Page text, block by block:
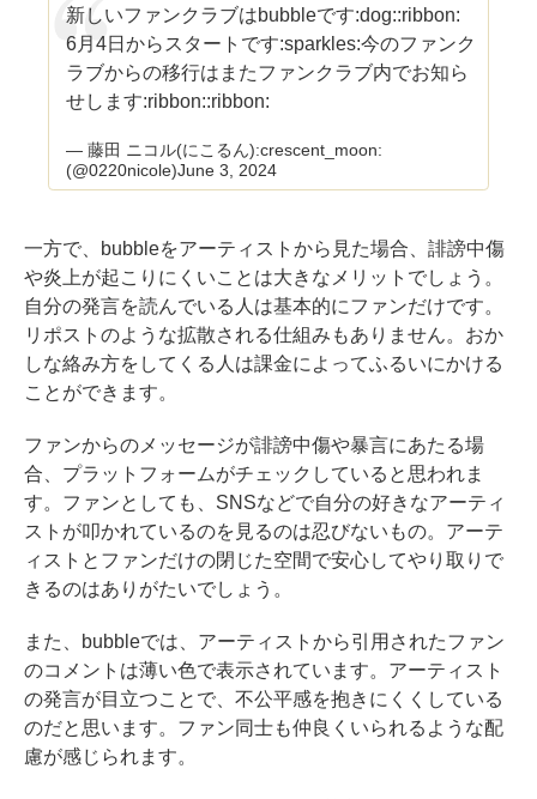
新しいファンクラブはbubbleです:dog::ribbon:
6月4日からスタートです:sparkles:今のファンク
ラブからの移行はまたファンクラブ内でお知ら
せします:ribbon::ribbon:
— 藤田 ニコル(にこるん):crescent_moon:
(@0220nicole)June 3, 2024
一方で、bubbleをアーティストから見た場合、誹謗中傷
や炎上が起こりにくいことは大きなメリットでしょう。
自分の発言を読んでいる人は基本的にファンだけです。
リポストのような拡散される仕組みもありません。おか
しな絡み方をしてくる人は課金によってふるいにかける
ことができます。
ファンからのメッセージが誹謗中傷や暴言にあたる場
合、プラットフォームがチェックしていると思われま
す。ファンとしても、SNSなどで自分の好きなアーティ
ストが叩かれているのを見るのは忍びないもの。アーテ
ィストとファンだけの閉じた空間で安心してやり取りで
きるのはありがたいでしょう。
また、bubbleでは、アーティストから引用されたファン
のコメントは薄い色で表示されています。アーティスト
の発言が目立つことで、不公平感を抱きにくくしている
のだと思います。ファン同士も仲良くいられるような配
慮が感じられます。